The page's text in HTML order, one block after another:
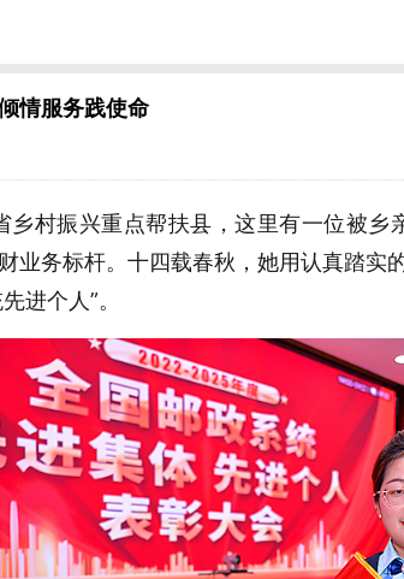
情服务践使命
村振兴重点帮扶县，这里有一位被
业务标杆。十四载春秋，她用认真踏
进个人”。